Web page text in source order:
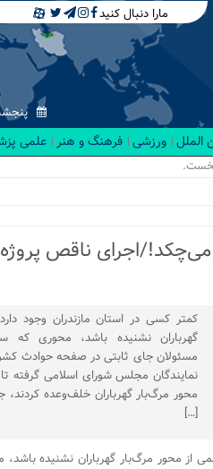
مارا دنبال کنید
پنجشنبه ۱۵
الملل ورزشی فرهنگ و هنر علمی
مازن_
اجرای ناقص
کمتر کسی در استان مازندران وجود
گهرباران نشنیده باشد، محوری
مسئولان جای ثابتی در صفحه حوادث
نمایندگان مجلس شورای اسلامی گرفته تا
محور مرگ‌بار گهرباران خلف‌وعده کردند،
[…]
از محور مرگ‌بار گهرباران نشنیده